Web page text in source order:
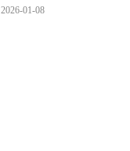
2026-01-08